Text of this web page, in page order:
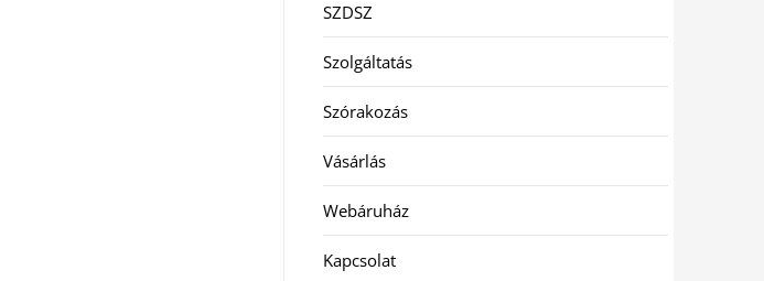
SZDSZ
Szolgáltatás
Szórakozás
Vásárlás
Webáruház
Kapcsolat